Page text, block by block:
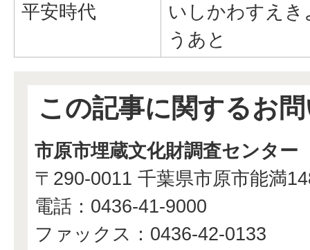
平安時代
いしかわすえき
うあと
この記事に関するお
市原市埋蔵文化財調査センター
〒290-0011 千葉県市原市能満
電話：0436-41-9000
ファックス：0436-42-0133